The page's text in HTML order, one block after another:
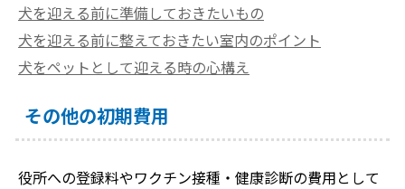
犬を迎える前に準備しておきたいもの
犬を迎える前に整えておきたい室内のポイント
犬をペットとして迎える時の心構え
その他の初期費用
役所への登録料やワクチン接種・健康診断の費用として